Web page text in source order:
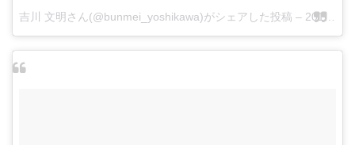
吉川 文明さん(@bunmei_yoshikawa)がシェアした投稿 – 2017 5月 27 2:27午前 PDT